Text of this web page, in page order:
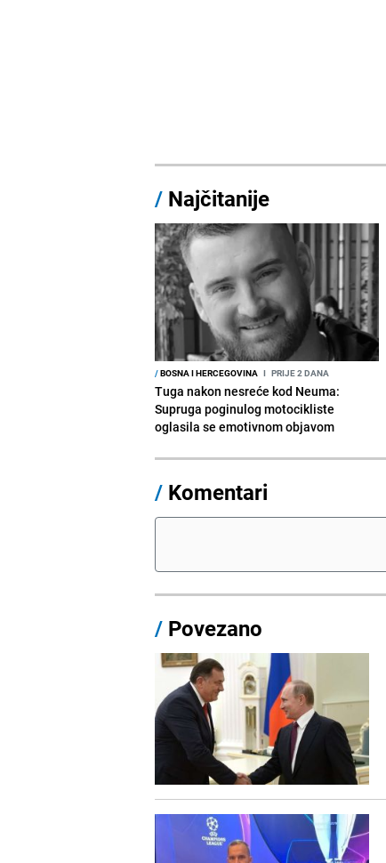
/ Najčitanije
/BOSNA I HERCEGOVINA I PRIJE 2 DANA
Tuga nakon nesreće kod Neuma:
Supruga poginulog motocikliste
oglasila se emotivnom objavom
/ Komentari
/ Povezano